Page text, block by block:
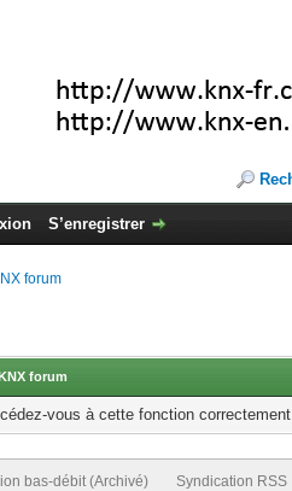
S’enregistrer
forum
forum
vous à cette fonction
bas-débit (Archivé) Syndication RSS